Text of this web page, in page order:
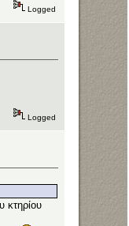
Logged
Logged
κτηρίου